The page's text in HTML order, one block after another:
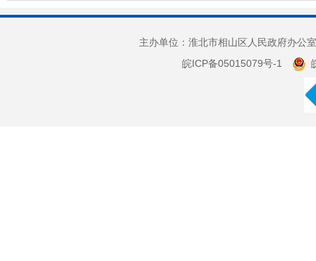
主办单位：淮北市相山区人民政府办
皖ICP备05015079号-1